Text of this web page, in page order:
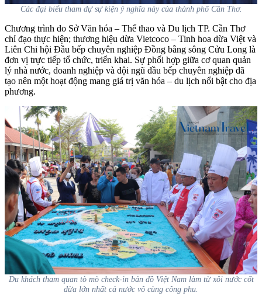
Các đại biểu tham dự sự kiện ý nghĩa này của thành phố Cần Thơ.
Chương trình do Sở Văn hóa – Thể thao và Du lịch TP. Cần Thơ
chỉ đạo thực hiện; thương hiệu dừa Vietcoco – Tinh hoa dừa Việt và
Liên Chi hội Đầu bếp chuyên nghiệp Đồng bằng sông Cửu Long là
đơn vị trực tiếp tổ chức, triển khai. Sự phối hợp giữa cơ quan quản
lý nhà nước, doanh nghiệp và đội ngũ đầu bếp chuyên nghiệp đã
tạo nên một hoạt động mang giá trị văn hóa – du lịch nổi bật cho địa
phương.
Du khách tham quan tò mò check-in bản đồ Việt Nam làm từ xôi nước cốt
dừa lớn nhất cả nước vô cùng công phu.